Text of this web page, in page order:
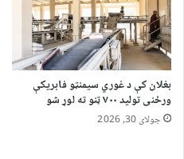
بغلان کې د غوري سیمنټو فابریکې
ورځنی تولید ۷۰۰ ټنو ته لوړ شو
جولای 30, 2026